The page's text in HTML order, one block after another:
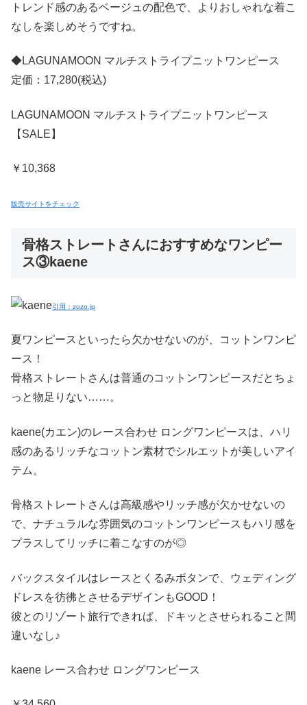
トレンド感のあるベージュの配色で、よりおしゃれな着こ
なしを楽しめそうですね。
◆LAGUNAMOON マルチストライプニットワンピース
定価：17,280(税込)
LAGUNAMOON マルチストライプニットワンピース
【SALE】
￥10,368
販売サイトをチェック
骨格ストレートさんにおすすめなワンピー
ス③kaene
引用：zozo.jp
夏ワンピースといったら欠かせないのが、コットンワンピ
ース！
骨格ストレートさんは普通のコットンワンピースだとちょ
っと物足りない……。
kaene(カエン)のレース合わせ ロングワンピースは、ハリ
感のあるリッチなコットン素材でシルエットが美しいアイ
テム。
骨格ストレートさんは高級感やリッチ感が欠かせないの
で、ナチュラルな雰囲気のコットンワンピースもハリ感を
プラスしてリッチに着こなすのが◎
バックスタイルはレースとくるみボタンで、ウェディング
ドレスを彷彿とさせるデザインもGOOD！
彼とのリゾート旅行できれば、ドキッとさせられること間
違いなし♪
kaene レース合わせ ロングワンピース